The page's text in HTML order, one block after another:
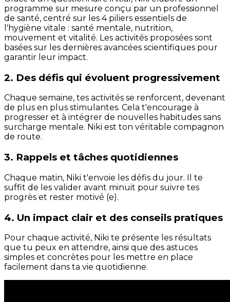
programme sur mesure conçu par un professionnel
de santé, centré sur les 4 piliers essentiels de
l'hygiène vitale : santé mentale, nutrition,
mouvement et vitalité. Les activités proposées sont
basées sur les dernières avancées scientifiques pour
garantir leur impact.
2. Des défis qui évoluent progressivement
Chaque semaine, tes activités se renforcent, devenant
de plus en plus stimulantes. Cela t'encourage à
progresser et à intégrer de nouvelles habitudes sans
surcharge mentale. Niki est ton véritable compagnon
de route.
3. Rappels et tâches quotidiennes
Chaque matin, Niki t'envoie les défis du jour. Il te
suffit de les valider avant minuit pour suivre tes
progrès et rester motivé (e).
4. Un impact clair et des conseils pratiques
Pour chaque activité, Niki te présente les résultats
que tu peux en attendre, ainsi que des astuces
simples et concrètes pour les mettre en place
facilement dans ta vie quotidienne.